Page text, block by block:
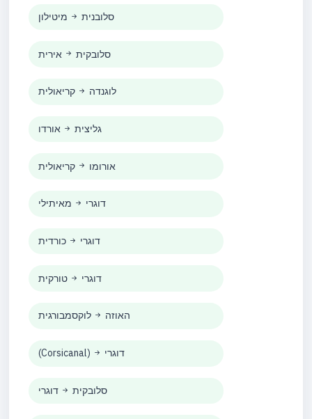
סלובנית מיטילון
סלובקית אירית
לוגנדה קריאולית
גליצית אורדו
אורומו קריאולית
דוגרי מאיתילי
דוגרי כורדית
דוגרי טורקית
האוזה לוקסמבורגית
(Corsicanal) דוגרי
סלובקית דוגרי